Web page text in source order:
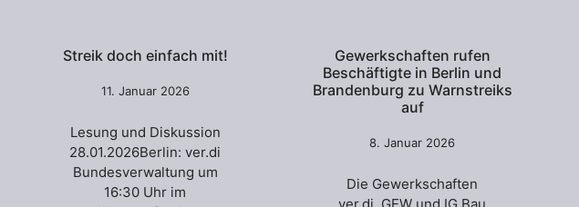
Streik doch einfach mit!
11. Januar 2026
Lesung und Diskussion
28.01.2026Berlin: ver.di
Bundesverwaltung um
16:30 Uhr im
Gewerkschaften rufen
Beschäftigte in Berlin und
Brandenburg zu Warnstreiks
auf
8. Januar 2026
Die Gewerkschaften